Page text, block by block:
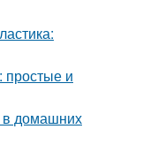
простые и
в домашних